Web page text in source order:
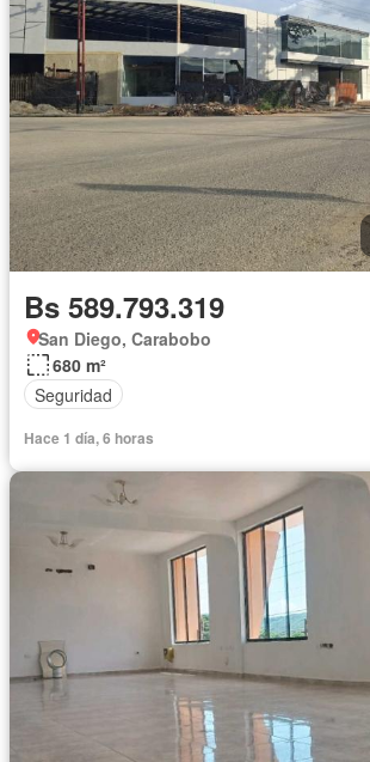
Bs 589.793.319
San Diego, Carabobo
680 m²
Seguridad
Hace 1 día, 6 horas